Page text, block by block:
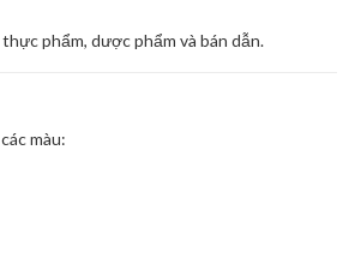
phẩm, dược phẩm và bán dẫn.
màu: